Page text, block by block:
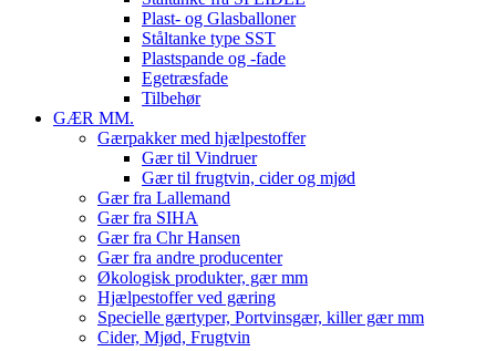
Plast- og Glasballoner
Ståltanke type SST
Plastspande og -fade
Egetræsfade
Tilbehør
GÆR MM.
Gærpakker med hjælpestoffer
Gær til Vindruer
Gær til frugtvin, cider og mjød
Gær fra Lallemand
Gær fra SIHA
Gær fra Chr Hansen
Gær fra andre producenter
Økologisk produkter, gær mm
Hjælpestoffer ved gæring
Specielle gærtyper, Portvinsgær, killer gær mm
Cider, Mjød, Frugtvin